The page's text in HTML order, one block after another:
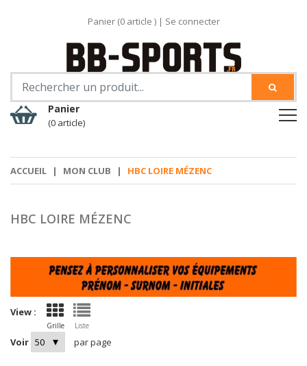
Panier (0article ) | Se connecter
Panier
(0 article)
ACCUEIL | MON CLUB | HBC LOIRE MÉZENC
HBC LOIRE MÉZENC
View :
Grille Liste
Voir par page